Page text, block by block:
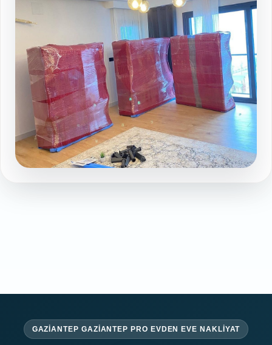
GAZIANTEP GAZIANTEP PRO EVDEN EVE NAKLIYAT